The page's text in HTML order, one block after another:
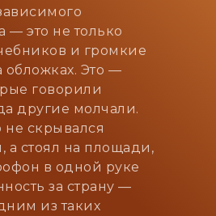
— это не только
и громкие
Это —
говорили
другие молчали.
не скрывался
а стоял на площади,
в одной руке
за страну —
из таких